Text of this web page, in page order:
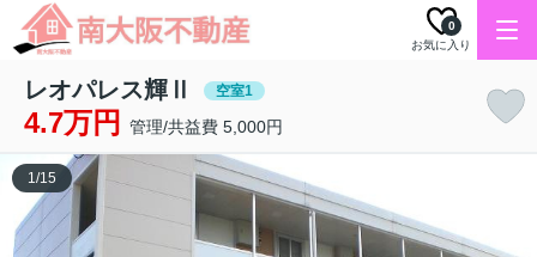
お気に入り
0
レオパレス輝Ⅱ 空室1
4.7万円 管理/共益費 5,000円
1/15